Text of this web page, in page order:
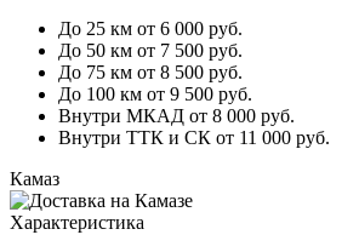
До 25 км от 6 000 руб.
До 50 км от 7 500 руб.
До 75 км от 8 500 руб.
До 100 км от 9 500 руб.
Внутри МКАД от 8 000 руб.
Внутри ТТК и СК от 11 000 руб.
Камаз
Характеристика